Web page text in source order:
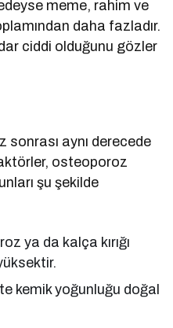
meme, rahim ve
daha fazladır.
ciddi olduğunu gözler
sonrası aynı derecede
osteoporoz
şu şekilde
ya da kalça kırığı
kemik yoğunluğu doğal